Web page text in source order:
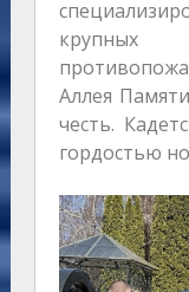
крупных
Аллея
честь.
гордостью